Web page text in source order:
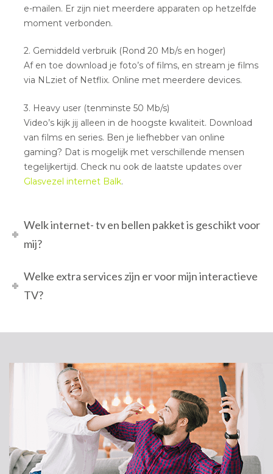
e-mailen. Er zijn niet meerdere apparaten op hetzelfde
moment verbonden.
2. Gemiddeld verbruik (Rond 20 Mb/s en hoger)
Af en toe download je foto’s of films, en stream je films
via NLziet of Netflix. Online met meerdere devices.
3. Heavy user (tenminste 50 Mb/s)
Video’s kijk jij alleen in de hoogste kwaliteit. Download
van films en series. Ben je liefhebber van online
gaming? Dat is mogelijk met verschillende mensen
tegelijkertijd. Check nu ook de laatste updates over
Glasvezel internet Balk.
Welk internet- tv en bellen pakket is geschikt voor
mij?
Welke extra services zijn er voor mijn interactieve
TV?